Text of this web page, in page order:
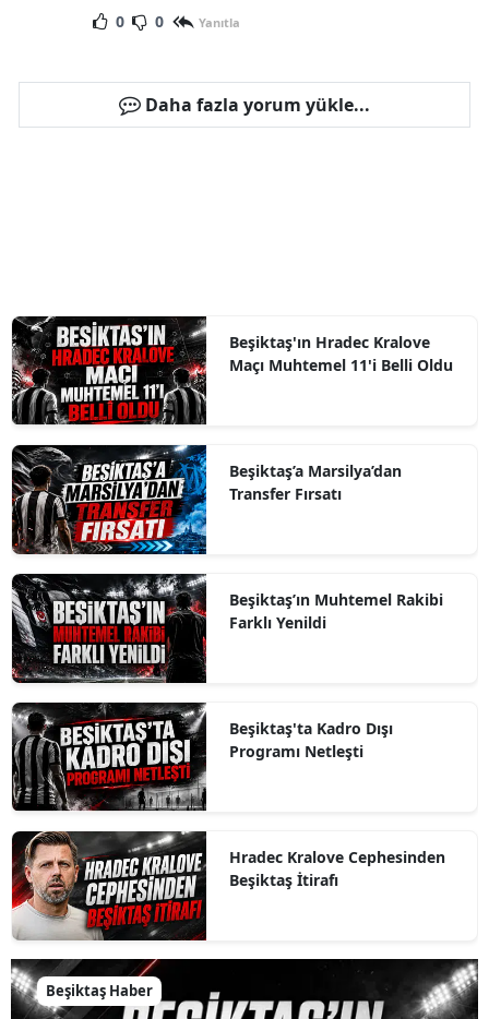
0 0 Yanıtla
Daha fazla yorum yükle...
Beşiktaş'ın Hradec Kralove
Maçı Muhtemel 11'i Belli Oldu
Beşiktaş’a Marsilya’dan
Transfer Fırsatı
Beşiktaş’ın Muhtemel Rakibi
Farklı Yenildi
Beşiktaş'ta Kadro Dışı
Programı Netleşti
Hradec Kralove Cephesinden
Beşiktaş İtirafı
Beşiktaş Haber